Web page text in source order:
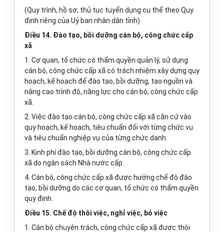
(Quy trình, hồ sơ, thủ tục tuyển dụng cụ thể theo Quy
định riêng của Uỷ ban nhân dân tỉnh)
Điều 14. Đào tạo, bồi dưỡng cán bộ, công chức cấp
xã
1. Cơ quan, tổ chức có thẩm quyền quản lý, sử dụng
cán bộ, công chức cấp xã có trách nhiệm xây dựng quy
hoạch, kế hoạch để đào tạo, bồi dưỡng, tạo nguồn và
nâng cao trình độ, năng lực cho cán bộ, công chức cấp
xã.
2. Việc đào tạo cán bộ, công chức cấp xã căn cứ vào
quy hoạch, kế hoạch, tiêu chuẩn đối với từng chức vụ
và tiêu chuẩn nghiệp vụ của từng chức danh.
3. Kinh phí đào tạo, bồi dưỡng cán bộ, công chức cấp
xã do ngân sách Nhà nước cấp.
4. Cán bộ, công chức cấp xã được hưởng chế độ đào
tạo, bồi dưỡng do các cơ quan, tổ chức có thẩm quyền
quy định.
Điều 15. Chế độ thôi việc, nghỉ việc, bỏ việc
1. Cán bộ chuyên trách, công chức cấp xã được thôi